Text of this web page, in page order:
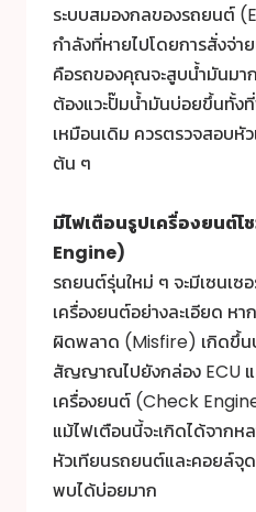
ระบบสมองกลของรถยนต์
กำลังที่หายไปโดยการสั่งจ่
คือรถของคุณจะสูบน้ำมันมา
ต้องแวะปั๊มน้ำมันบ่อยขึ้นทั้ง
เหมือนเดิม ควรตรวจสอบหั
ต้น ๆ
มีไฟเตือนรูปเครื่องยนต์
Engine)
รถยนต์รุ่นใหม่ ๆ จะมีเซนเซ
เครื่องยนต์อย่างละเอียด ห
ผิดพลาด (Misfire) เกิดขึ้น
สัญญาณไปยังกล่อง ECU แ
เครื่องยนต์ (Check
แม้ไฟเตือนนี้จะเกิดได้จาก
หัวเทียนรถยนต์และคอยล์จุ
พบได้บ่อยมาก